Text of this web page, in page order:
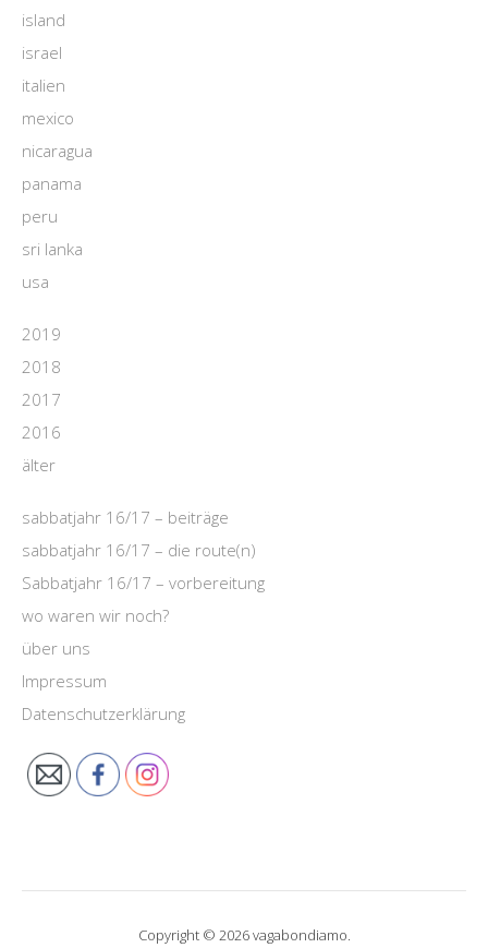
island
israel
italien
mexico
nicaragua
panama
peru
sri lanka
usa
2019
2018
2017
2016
älter
sabbatjahr 16/17 – beiträge
sabbatjahr 16/17 – die route(n)
Sabbatjahr 16/17 – vorbereitung
wo waren wir noch?
über uns
Impressum
Datenschutzerklärung
Copyright © 2026 vagabondiamo.